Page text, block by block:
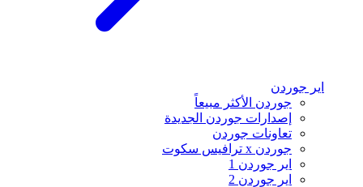
اير جوردن
جوردن الأكثر مبيعاً
إصدارات جوردن الجديدة
تعاونات جوردن
جوردن x ترافيس سكوت
اير جوردن 1
اير جوردن 2